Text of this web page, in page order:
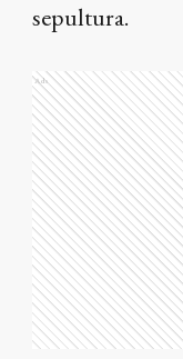
sepultura.
Ads